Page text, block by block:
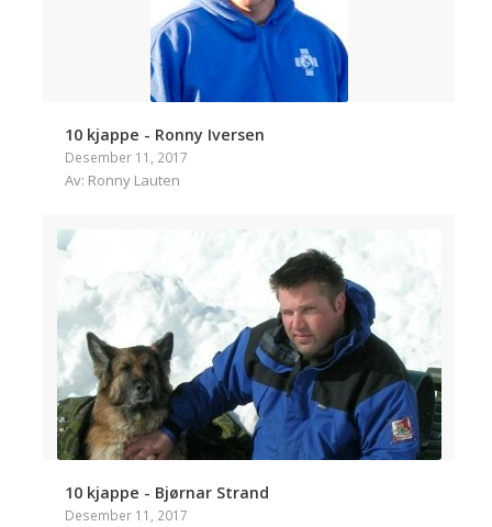
10 kjappe - Ronny Iversen
Desember 11, 2017
Av: Ronny Lauten
10 kjappe - Bjørnar Strand
Desember 11, 2017